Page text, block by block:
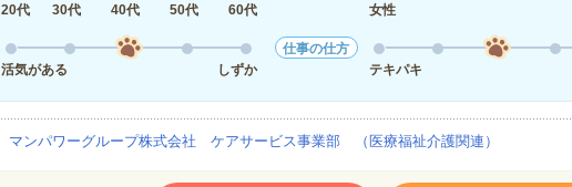
20代
30代 40代 50代 60代
女性
活気がある
しずか
仕事の仕方
テキパキ
マンパワーグループ株式会社 ケアサービス事業部 （医療福祉介護関連）